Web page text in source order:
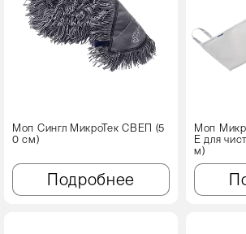
Моп Сингл МикроТек СВЕП (5
0 см)
Подробнее
Моп
E для
м)